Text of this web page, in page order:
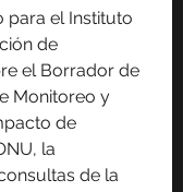
para el Instituto
de
el Borrador de
Monitoreo y
de
la
de la